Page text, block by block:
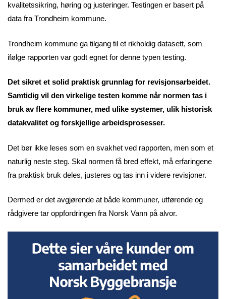
kvalitetssikring, høring og justeringer. Testingen er basert på
data fra Trondheim kommune.
Trondheim kommune ga tilgang til et rikholdig datasett, som
ifølge rapporten var godt egnet for denne typen testing.
Det sikret et solid praktisk grunnlag for revisjonsarbeidet.
Samtidig vil den virkelige testen komme når normen tas i
bruk av flere kommuner, med ulike systemer, ulik historisk
datakvalitet og forskjellige arbeidsprosesser.
Det bør ikke leses som en svakhet ved rapporten, men som et
naturlig neste steg. Skal normen få bred effekt, må erfaringene
fra praktisk bruk deles, justeres og tas inn i videre revisjoner.
Dermed er det avgjørende at både kommuner, utførende og
rådgivere tar oppfordringen fra Norsk Vann på alvor.